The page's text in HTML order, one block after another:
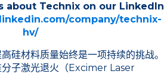
about Technix on our LinkedIn
company/technix-
hv/
硅材料质量始终是一项持续的挑战。
子激光退火（Excimer Laser